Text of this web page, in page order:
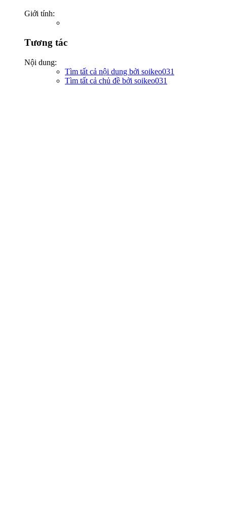
Giới tính:
Tương tác
Nội dung:
Tìm tất cả nội dung bởi soikeo031
Tìm tất cả chủ đề bởi soikeo031